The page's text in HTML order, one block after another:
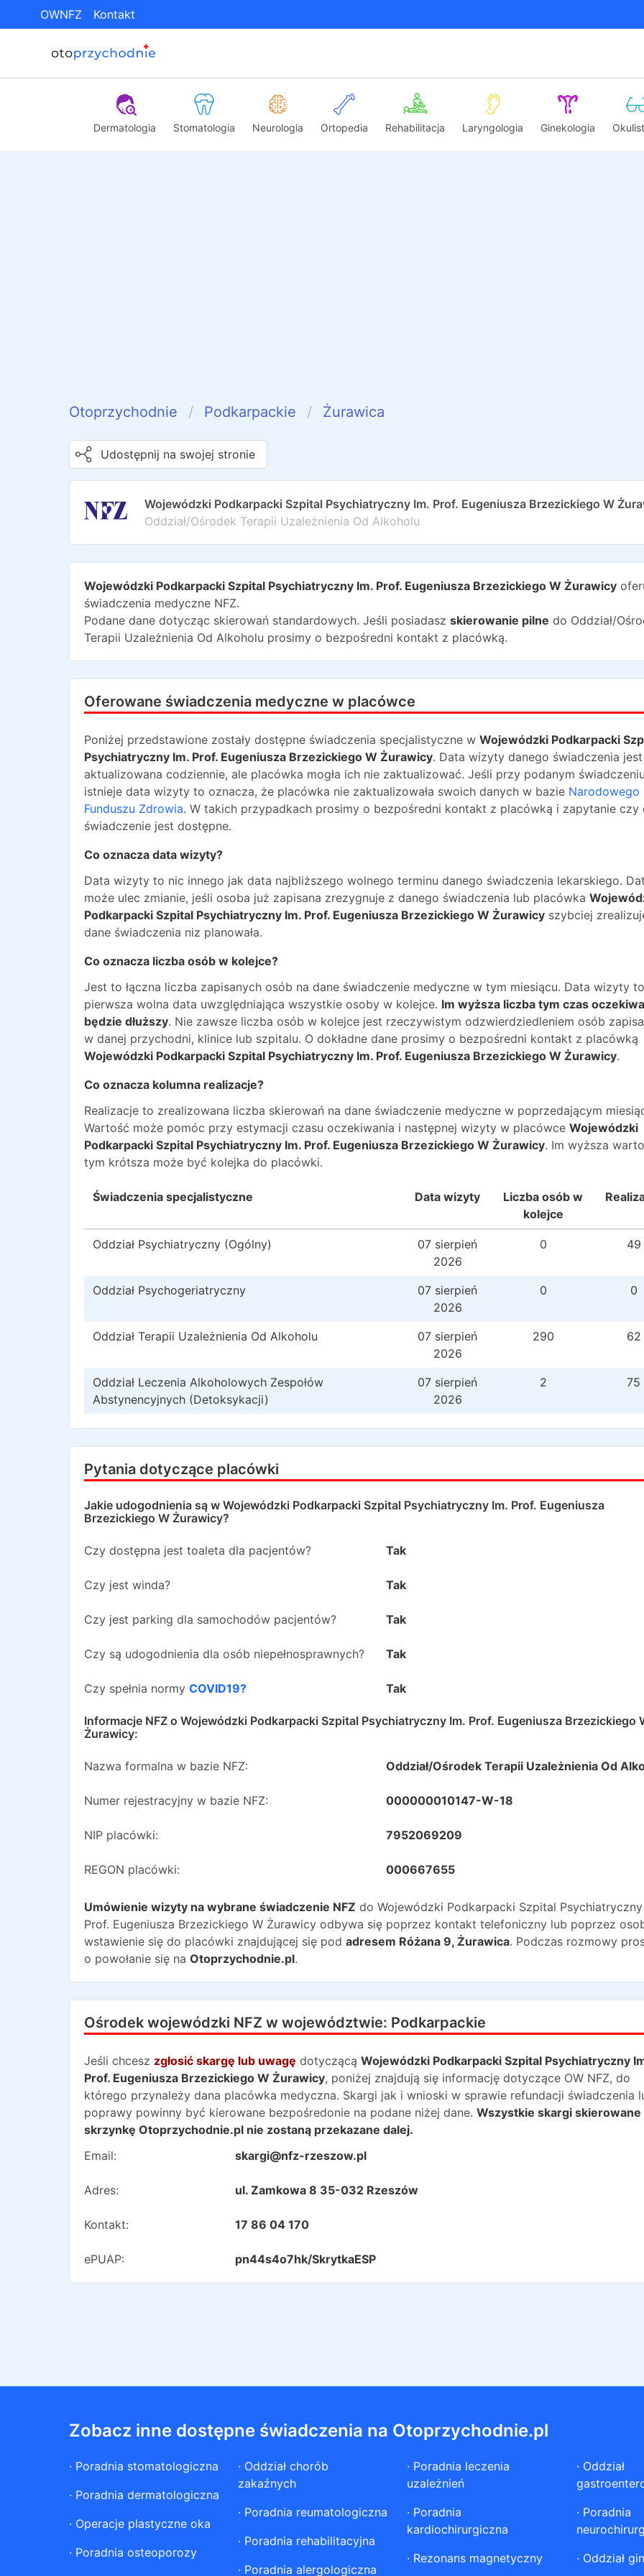
OWNFZ Kontakt
Dermatologia Stomatologia Neurologia Ortopedia Rehabilitacja Laryngologia Ginekologia
Otoprzychodnie Podkarpackie Żurawica
Udostępnij na swojej stronie
Wojewódzki Podkarpacki Szpital Psychiatryczny Im. Prof. Eugeniusza Brzezickiego W
Oddział/Ośrodek Terapii Uzależnienia Od Alkoholu
Wojewódzki Podkarpacki Szpital Psychiatryczny Im. Prof. Eugeniusza Brzezickiego W Żurawicy
świadczenia medyczne NFZ.
Podane dane dotycząc skierowań standardowych. Jeśli posiadasz skierowanie pilne do Oddział/
Terapii Uzależnienia Od Alkoholu prosimy o bezpośredni kontakt z placówką.
Oferowane świadczenia medyczne w placówce
Poniżej przedstawione zostały dostępne świadczenia specjalistyczne w Wojewódzki Podkarpacki
Psychiatryczny Im. Prof. Eugeniusza Brzezickiego W Żurawicy. Data wizyty danego świadczenia jest
aktualizowana codziennie, ale placówka mogła ich nie zaktualizować. Jeśli przy podanym
istnieje data wizyty to oznacza, że placówka nie zaktualizowała swoich danych w bazie Narodowego
Funduszu Zdrowia. W takich przypadkach prosimy o bezpośredni kontakt z placówką i zapytanie czy
świadczenie jest dostępne.
Co oznacza data wizyty?
Data wizyty to nic innego jak data najbliższego wolnego terminu danego świadczenia lekarskiego.
może ulec zmianie, jeśli osoba już zapisana zrezygnuje z danego świadczenia lub placówka
Podkarpacki Szpital Psychiatryczny Im. Prof. Eugeniusza Brzezickiego W Żurawicy szybciej
dane świadczenia niz planowała.
Co oznacza liczba osób w kolejce?
Jest to łączna liczba zapisanych osób na dane świadczenie medyczne w tym miesiącu. Data wizyty to
pierwsza wolna data uwzględniająca wszystkie osoby w kolejce. Im wyższa liczba tym czas
będzie dłuższy. Nie zawsze liczba osób w kolejce jest rzeczywistym odzwierdziedleniem osób
w danej przychodni, klinice lub szpitalu. O dokładne dane prosimy o bezpośredni kontakt z placówką
Wojewódzki Podkarpacki Szpital Psychiatryczny Im. Prof. Eugeniusza Brzezickiego W Żurawicy.
Co oznacza kolumna realizacje?
Realizacje to zrealizowana liczba skierowań na dane świadczenie medyczne w poprzedającym
Wartość może pomóc przy estymacji czasu oczekiwania i następnej wizyty w placówce Wojewódzki
Podkarpacki Szpital Psychiatryczny Im. Prof. Eugeniusza Brzezickiego W Żurawicy. Im wyższa
tym krótsza może być kolejka do placówki.
Świadczenia specjalistyczne Data wizyty
Liczba osób w
kolejce
Oddział Psychiatryczny (Ogólny)
07 sierpień
2026
0 49
Oddział Psychogeriatryczny
07 sierpień
2026
0 0
Oddział Terapii Uzależnienia Od Alkoholu
07 sierpień
2026
290 62
Oddział Leczenia Alkoholowych Zespołów
Abstynencyjnych (Detoksykacji)
07 sierpień
2026
2 75
Pytania dotyczące placówki
Jakie udogodnienia są w Wojewódzki Podkarpacki Szpital Psychiatryczny Im. Prof. Eugeniusza
Brzezickiego W Żurawicy?
Czy dostępna jest toaleta dla pacjentów? Tak
Czy jest winda? Tak
Czy jest parking dla samochodów pacjentów? Tak
Czy są udogodnienia dla osób niepełnosprawnych? Tak
Czy spełnia normy COVID19? Tak
Informacje NFZ o Wojewódzki Podkarpacki Szpital Psychiatryczny Im. Prof. Eugeniusza Brzezickiego
Żurawicy:
Nazwa formalna w bazie NFZ: Oddział/Ośrodek Terapii Uzależnienia Od
Numer rejestracyjny w bazie NFZ: 000000010147-W-18
NIP placówki: 7952069209
REGON placówki: 000667655
Umówienie wizyty na wybrane świadczenie NFZ do Wojewódzki Podkarpacki Szpital Psychiatryczny
Prof. Eugeniusza Brzezickiego W Żurawicy odbywa się poprzez kontakt telefoniczny lub poprzez
wstawienie się do placówki znajdującej się pod adresem Różana 9, Żurawica. Podczas rozmowy
o powołanie się na Otoprzychodnie.pl.
Ośrodek wojewódzki NFZ w województwie: Podkarpackie
Jeśli chcesz zgłosić skargę lub uwagę dotyczącą Wojewódzki Podkarpacki Szpital Psychiatryczny
Prof. Eugeniusza Brzezickiego W Żurawicy, poniżej znajdują się informację dotyczące OW NFZ, do
którego przynależy dana placówka medyczna. Skargi jak i wnioski w sprawie refundacji świadczenia
poprawy powinny być kierowane bezpośredonie na podane niżej dane. Wszystkie skargi skierowane
skrzynkę Otoprzychodnie.pl nie zostaną przekazane dalej.
Email:
skargi@nfz-rzeszow.pl
Adres: ul. Zamkowa 8 35-032 Rzeszów
Kontakt: 17 86 04 170
ePUAP: pn44s4o7hk/SkrytkaESP
Zobacz inne dostępne świadczenia na Otoprzychodnie.pl
· Poradnia stomatologiczna
· Poradnia dermatologiczna
· Operacje plastyczne oka
· Poradnia osteoporozy
· Oddział chorób
zakaźnych
· Poradnia reumatologiczna
· Poradnia rehabilitacyjna
· Poradnia alergologiczna
· Poradnia leczenia
uzależnień
· Poradnia
kardiochirurgiczna
· Rezonans magnetyczny
· Oddział
· Poradnia
· Oddział